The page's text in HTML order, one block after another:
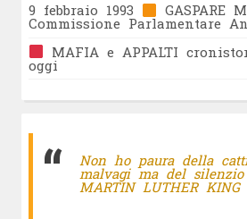
9 febbraio 1993
GASPARE
Commissione Parlamentare
MAFIA e APPALTI
oggi
Non ho paura della
malvagi ma del
MARTIN LUTHER KING